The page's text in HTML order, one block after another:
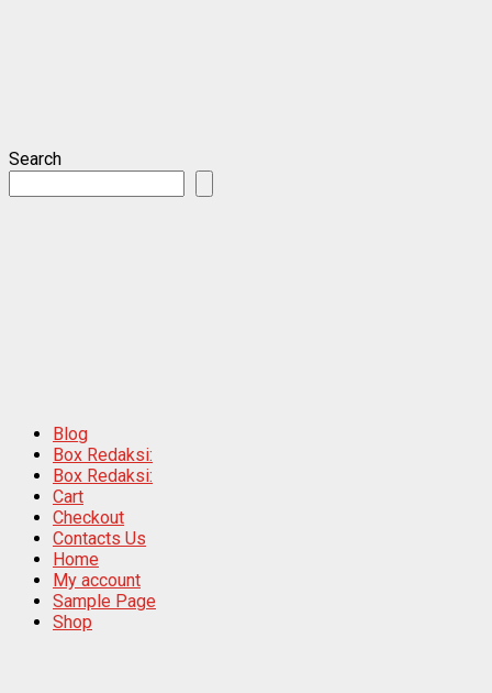
Search
Blog
Box Redaksi:
Box Redaksi:
Cart
Checkout
Contacts Us
Home
My account
Sample Page
Shop